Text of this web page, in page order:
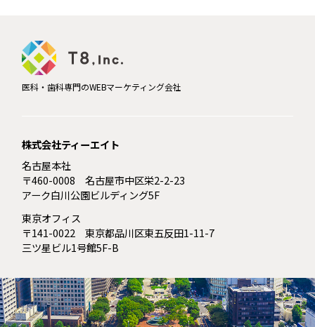
医科・歯科専門のWEBマーケティング会社
株式会社ティーエイト
名古屋本社
〒460-0008 名古屋市中区栄2-2-23
アーク白川公園ビルディング5F
東京オフィス
〒141-0022 東京都品川区東五反田1-11-7
三ツ星ビル1号館5F-B